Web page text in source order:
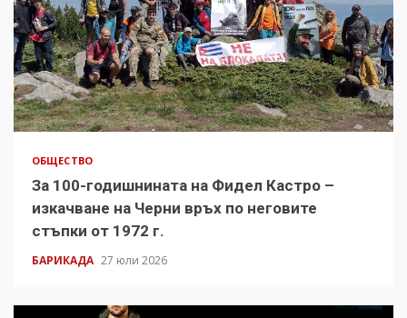
ОБЩЕСТВО
За 100-годишнината на Фидел Кастро –
изкачване на Черни връх по неговите
стъпки от 1972 г.
БАРИКАДА 27 юли 2026